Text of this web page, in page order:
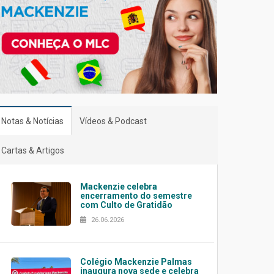
Notas & Notícias Vídeos & Podcast
Cartas & Artigos
Mackenzie celebra
encerramento do semestre
com Culto de Gratidão
26.06.2026
Colégio Mackenzie Palmas
inaugura nova sede e celebra